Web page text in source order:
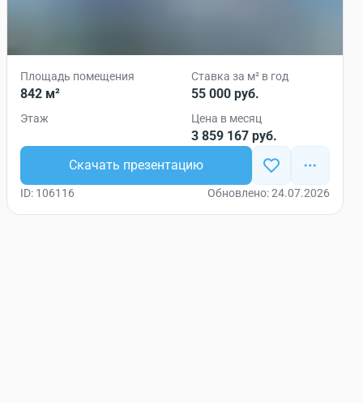
Площадь помещения
842 м²
Ставка за м² в год
55 000 руб.
Этаж Цена в месяц
3 859 167 руб.
Скачать презентацию
ID: 106116 Обновлено: 24.07.2026